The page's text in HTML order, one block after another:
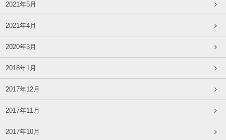
2021年5月
2021年4月
2020年3月
2018年1月
2017年12月
2017年11月
2017年10月